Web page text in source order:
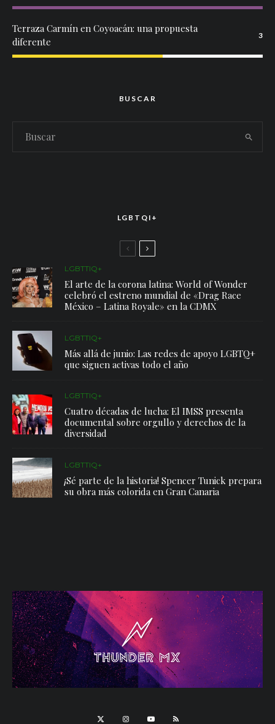
Terraza Carmín en Coyoacán: una propuesta
diferente
3
BUSCAR
LGBTQI+
LGBTTIQ+
El arte de la corona latina: World of Wonder
celebró el estreno mundial de «Drag Race
México – Latina Royale» en la CDMX
LGBTTIQ+
Más allá de junio: Las redes de apoyo LGBTQ+
que siguen activas todo el año
LGBTTIQ+
Cuatro décadas de lucha: El IMSS presenta
documental sobre orgullo y derechos de la
diversidad
LGBTTIQ+
¡Sé parte de la historia! Spencer Tunick prepara
su obra más colorida en Gran Canaria